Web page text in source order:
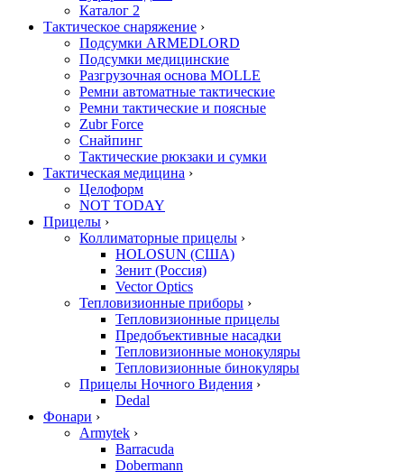
Каталог 2
Тактическое снаряжение ›
Подсумки ARMEDLORD
Подсумки медицинские
Разгрузочная основа MOLLE
Ремни автоматные тактические
Ремни тактические и поясные
Zubr Force
Снайпинг
Тактические рюкзаки и сумки
Тактическая медицина ›
Целоформ
NOT TODAY
Прицелы ›
Коллиматорные прицелы ›
HOLOSUN (США)
Зенит (Россия)
Vector Optics
Тепловизионные приборы ›
Тепловизионные прицелы
Предобъективные насадки
Тепловизионные монокуляры
Тепловизионные бинокуляры
Прицелы Ночного Видения ›
Dedal
Фонари ›
Armytek ›
Barracuda
Dobermann